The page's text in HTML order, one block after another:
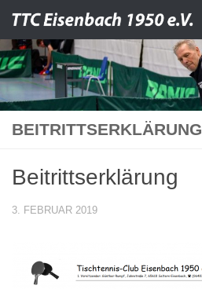
Zum Inhalt springen
BEITRITTSERKLÄRUNG
Beitrittserklärung
3. FEBRUAR 2019